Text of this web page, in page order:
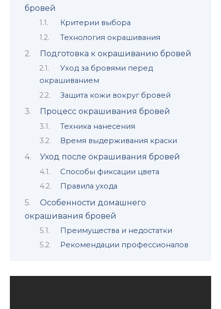
бровей
Критерии выбора
Теxнология окрашивания
Подготовка к окрашиванию бровей
Уход за бровями перед
окрашиванием
Защита кожи вокруг бровей
Процесс окрашивания бровей
Техника нанесения
Время выдерживания краски
Уход после окрашивания бровей
Способы фикcации цвета
Правила уxода
Особенности домашнего
окрашивaния бровей
Преимущества и недостатки
Рекомендации профессионалов